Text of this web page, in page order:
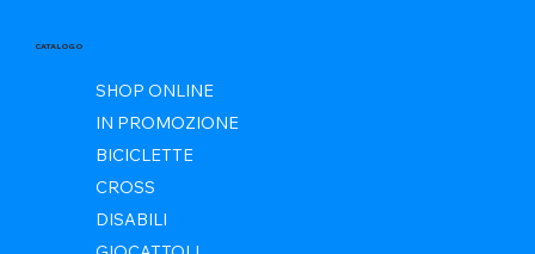
CATALOGO
SHOP ONLINE
IN PROMOZIONE
BICICLETTE
CROSS
DISABILI